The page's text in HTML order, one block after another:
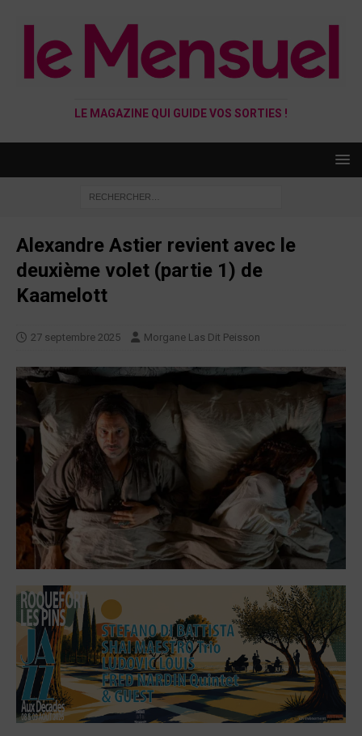
LE MAGAZINE QUI GUIDE VOS SORTIES !
Alexandre Astier revient avec le
deuxième volet (partie 1) de
Kaamelott
27 septembre 2025 Morgane Las Dit Peisson